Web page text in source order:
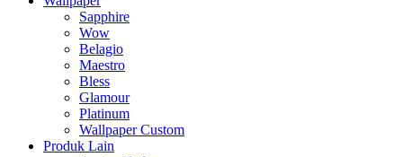
Sapphire
Wow
Belagio
Maestro
Bless
Glamour
Platinum
Wallpaper Custom
Produk Lain